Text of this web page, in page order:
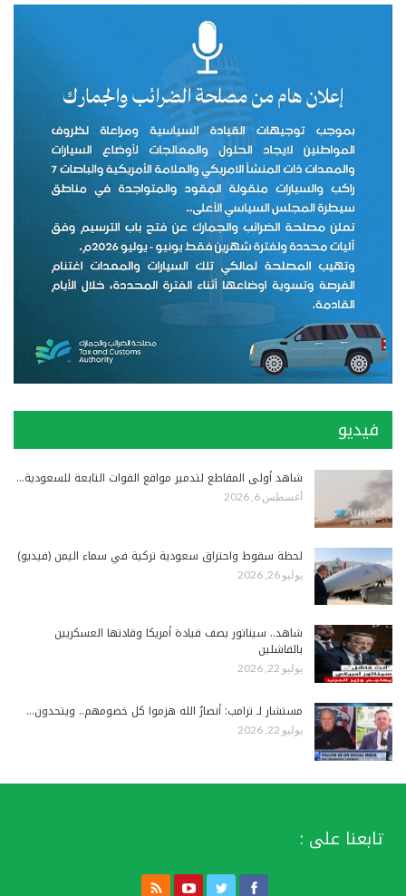
فيديو
شاهد أولى المقاطع لتدمير مواقع القوات التابعة للسعودية…
أغسطس 6, 2026
لحظة سقوط واحتراق سعودية تركية في سماء اليمن (فيديو)
يوليو 26, 2026
شاهد.. سيناتور يصف قيادة أمريكا وقادتها العسكريين
بالفاشلين
يوليو 22, 2026
مستشار لـ ترامب: أنصارُ الله هزموا كل خصومهم.. ويتحدون…
يوليو 22, 2026
تابعنا على :